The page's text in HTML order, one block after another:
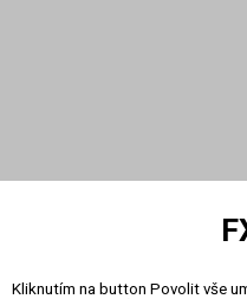
Kliknutím na button Povolit vše